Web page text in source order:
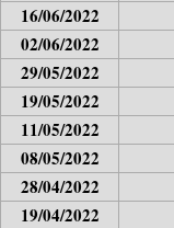
16/06/2022
02/06/2022
29/05/2022
19/05/2022
11/05/2022
08/05/2022
28/04/2022
19/04/2022